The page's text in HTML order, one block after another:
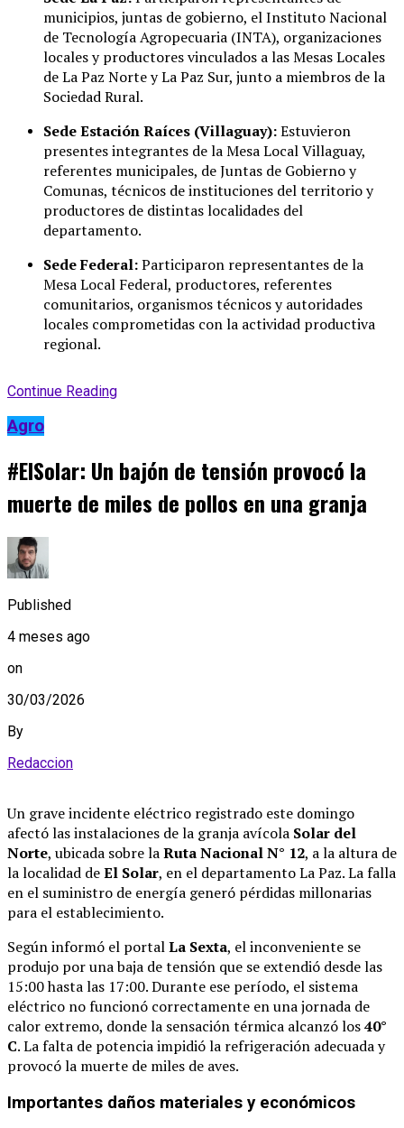
municipios, juntas de gobierno, el Instituto Nacional
de Tecnología Agropecuaria (INTA), organizaciones
locales y productores vinculados a las Mesas Locales
de La Paz Norte y La Paz Sur, junto a miembros de la
Sociedad Rural.
Sede Estación Raíces (Villaguay):Estuvieron
presentes integrantes de la Mesa Local Villaguay,
referentes municipales, de Juntas de Gobierno y
Comunas, técnicos de instituciones del territorio y
productores de distintas localidades del
departamento.
Sede Federal:Participaron representantes de la
Mesa Local Federal, productores, referentes
comunitarios, organismos técnicos y autoridades
locales comprometidas con la actividad productiva
regional.
Continue Reading
Agro
#ElSolar: Un bajón de tensión provocó la
muerte de miles de pollos en una granja
Published
4 meses ago
on
30/03/2026
By
Redaccion
Un grave incidente eléctrico registrado este domingo
afectó las instalaciones de la granja avícola Solar del
Norte, ubicada sobre laRuta Nacional N° 12, a la altura de
la localidad deEl Solar, en el departamento La Paz. La falla
en el suministro de energía generó pérdidas millonarias
para el establecimiento.
Según informó el portalLa Sexta, el inconveniente se
produjo por una baja de tensión que se extendió desde las
15:00 hasta las 17:00. Durante ese período, el sistema
eléctrico no funcionó correctamente en una jornada de
calor extremo, donde la sensación térmica alcanzó los40°
C. La falta de potencia impidió la refrigeración adecuada y
provocó la muerte de miles de aves.
Importantes daños materiales y económicos